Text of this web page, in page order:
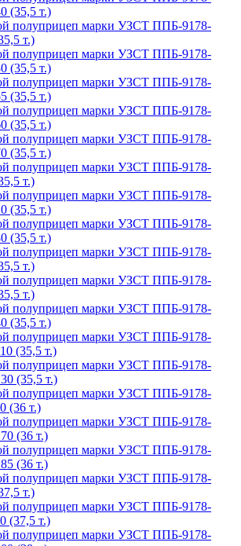
(35,5 т.)
полуприцеп марки УЗСТ ППБ-9178-
т.)
полуприцеп марки УЗСТ ППБ-9178-
(35,5 т.)
полуприцеп марки УЗСТ ППБ-9178-
(35,5 т.)
полуприцеп марки УЗСТ ППБ-9178-
(35,5 т.)
полуприцеп марки УЗСТ ППБ-9178-
(35,5 т.)
полуприцеп марки УЗСТ ППБ-9178-
т.)
полуприцеп марки УЗСТ ППБ-9178-
(35,5 т.)
полуприцеп марки УЗСТ ППБ-9178-
(35,5 т.)
полуприцеп марки УЗСТ ППБ-9178-
т.)
полуприцеп марки УЗСТ ППБ-9178-
т.)
полуприцеп марки УЗСТ ППБ-9178-
(35,5 т.)
полуприцеп марки УЗСТ ППБ-9178-
(35,5 т.)
полуприцеп марки УЗСТ ППБ-9178-
(35,5 т.)
полуприцеп марки УЗСТ ППБ-9178-
(36 т.)
полуприцеп марки УЗСТ ППБ-9178-
(36 т.)
полуприцеп марки УЗСТ ППБ-9178-
(36 т.)
полуприцеп марки УЗСТ ППБ-9178-
т.)
полуприцеп марки УЗСТ ППБ-9178-
(37,5 т.)
полуприцеп марки УЗСТ ППБ-9178-